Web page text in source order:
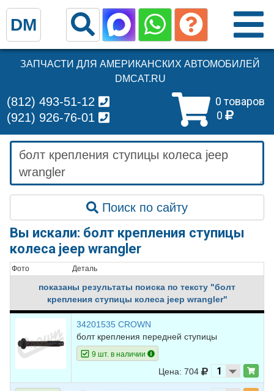
ЗАПЧАСТИ ДЛЯ АМЕРИКАНСКИХ АВТОМОБИЛЕЙ
DMCAT.RU
0 товаров
0
(812) 493-51-12
(921) 926-76-01
Поиск по сайту
Вы искали: болт крепления ступицы
колеса jeep wrangler
Фото Деталь
показаны результаты поиска по тексту "болт
крепления ступицы колеса jeep wrangler"
34201535 CROWN
болт крепления передней ступицы
9 шт. в наличии
Цена: 704
DM